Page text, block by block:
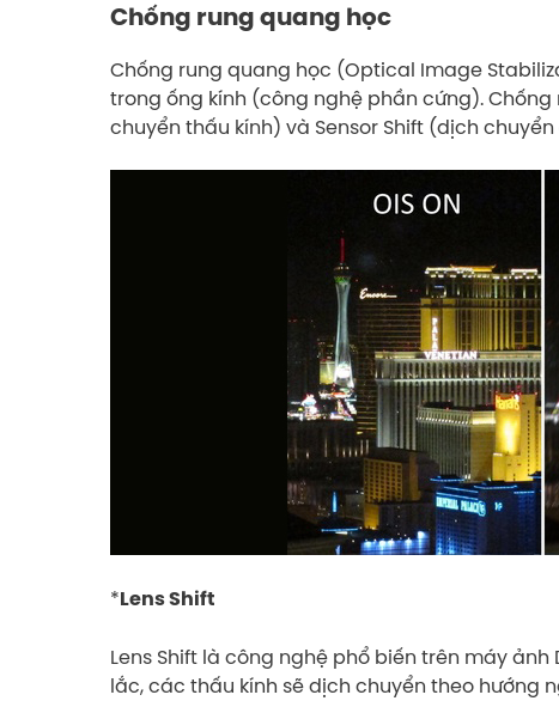
Chống rung quang học
Chống rung quang học (Optical Image
trong ống kính (công nghệ phần cứng).
chuyển thấu kính) và Sensor Shift (dịch
*Lens Shift
Lens Shift là công nghệ phổ biến trên máy ảnh
lắc, các thấu kính sẽ dịch chuyển theo hướng